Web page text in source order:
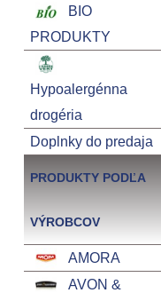
BIO
PRODUKTY
Hypoalergénna
drogéria
Doplnky do predaja
PRODUKTY PODĽA
VÝROBCOV
AMORA
AVON &